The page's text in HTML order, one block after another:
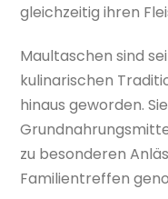
gleichzeitig ihren
Maultaschen sind
kulinarischen
hinaus geworden.
zu besonderen
Familientreffen